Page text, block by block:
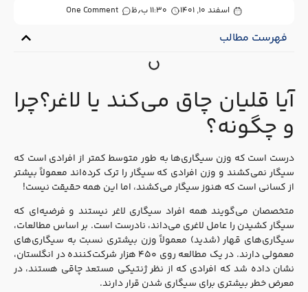
اسفند ۱۰, ۱۴۰۱ ۱۱:۳۰ ب٫ظ One Comment
فهرست مطالب
آیا قلیان چاق می‌کند یا لاغر؟چرا
و چگونه؟
درست است که وزن سیگاری‌ها به طور متوسط کمتر از افرادی است که
سیگار نمی‌کشند و وزن افرادی که سیگار را ترک کرده‌اند معمولاً بیشتر
از کسانی است که هنوز سیگار می‌کشند، اما این همه حقیقت نیست!
متخصصان می‌گویند همه افراد سیگاری لاغر نیستند و فرضیه‌ای که
سیگار کشیدن را عامل لاغری می‌داند، نادرست است. بر اساس مطالعات،
سیگاری‌های قهار (شدید) معمولاً وزن بیشتری نسبت به سیگاری‌های
معمولی دارند. در یک مطالعه روی ۴۵۰ هزار شرکت‌کننده در انگلستان،
نشان داده شد که افرادی که از نظر ژنتیکی مستعد چاقی هستند، در
معرض خطر بیشتری برای سیگاری شدن قرار دارند.